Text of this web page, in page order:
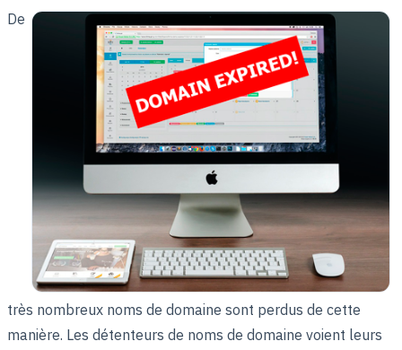
De
très nombreux noms de domaine sont perdus de cette
manière. Les détenteurs de noms de domaine voient leurs